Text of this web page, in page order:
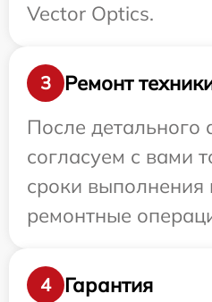
Vector Optics.
3
Ремонт
После детального
согласуем с вами
сроки выполнения
ремонтные
4 Гарантия